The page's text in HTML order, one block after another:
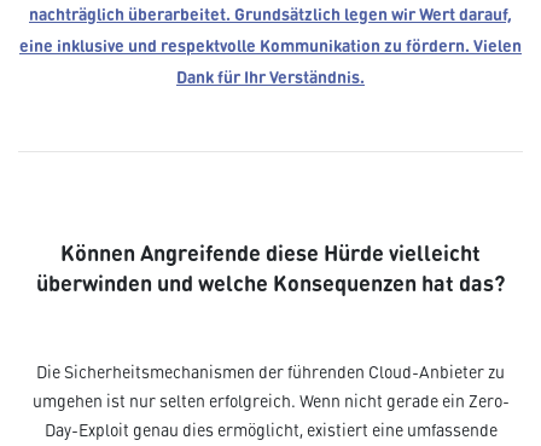
nachträglich überarbeitet. Grundsätzlich legen wir Wert darauf,
eine inklusive und respektvolle Kommunikation zu fördern. Vielen
Dank für Ihr Verständnis.
Können Angreifende diese Hürde vielleicht
überwinden und welche Konsequenzen hat das?
Die Sicherheitsmechanismen der führenden Cloud-Anbieter zu
umgehen ist nur selten erfolgreich. Wenn nicht gerade ein Zero-
Day-Exploit genau dies ermöglicht, existiert eine umfassende